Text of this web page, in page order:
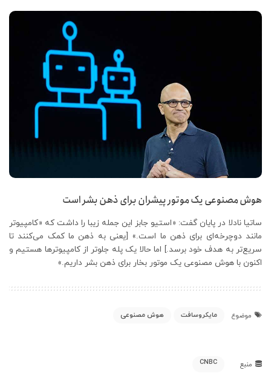
هوش مصنوعی یک موتور پیشران برای ذهن بشر است
ساتیا نادلا در پایان گفت: «استیو جابز این جمله زیبا را داشت که «کامپیوتر
مانند دوچرخه‌ای برای ذهن ما است.» [یعنی به ذهن ما کمک می‌کنند تا
سریع‌تر به هدف خود برسد.] اما حالا یک پله جلوتر از کامپیوتر‌ها هستیم و
اکنون با هوش مصنوعی یک موتور بخار برای ذهن بشر داریم.»
موضوع مایکروسافت هوش مصنوعی
منبع CNBC